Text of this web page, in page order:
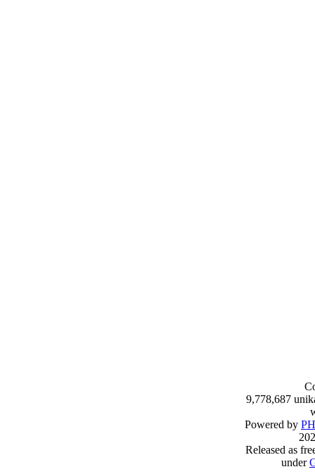
9,778,687
Powered by
Released as
under